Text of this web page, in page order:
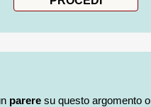
pareresu questo argomento o